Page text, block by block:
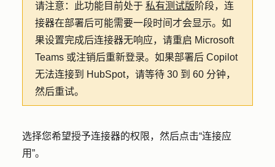
请注意： 此功能目前处于 私有测试版 阶段，连
接器在部署后可能需要一段时间才会显示。如
果设置完成后连接器无响应，请重启 Microsoft
Teams 或注销后重新登录。如果部署后 Copilot
无法连接到 HubSpot，请等待 30 到 60 分钟，
然后重试。
选择您希望授予连接器的权限，然后点击“连接应
用”。